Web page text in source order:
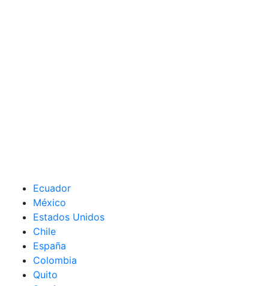
Ecuador
México
Estados Unidos
Chile
España
Colombia
Quito